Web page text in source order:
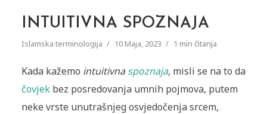
INTUITIVNA SPOZNAJA
Islamska terminologija 10 Maja, 2023 1 min čitanja
Kada kažemo intuitivnaspoznaja, misli se na to da
čovjekbez posredovanja umnih pojmova, putem
neke vrste unutrašnjeg osvjedočenja srcem,